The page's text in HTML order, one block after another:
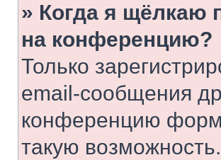
» Когда я щёлкаю
на конференцию?
Только
email-сообщения
конференцию
такую